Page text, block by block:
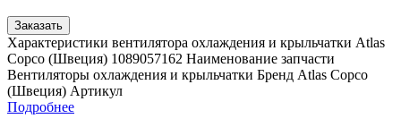
Заказать
Характеристики вентилятора охлаждения и крыльчатки Atlas
Copco (Швеция) 1089057162 Наименование запчасти
Вентиляторы охлаждения и крыльчатки Бренд Atlas Copco
(Швеция) Артикул
Подробнее